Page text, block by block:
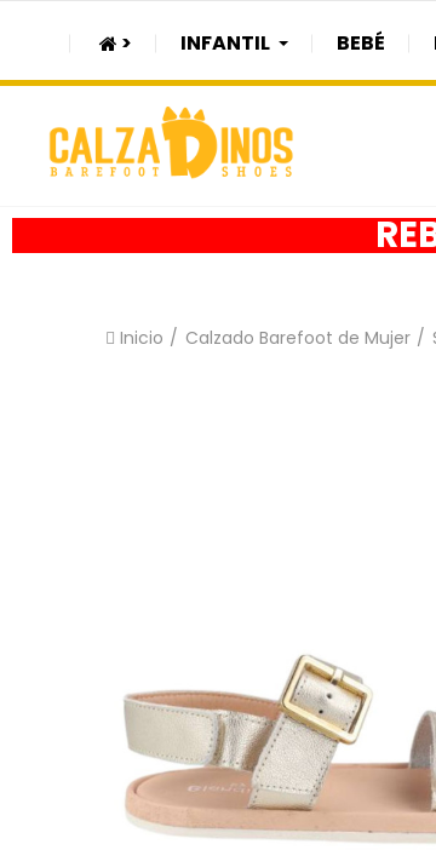
> INFANTIL BEBÉ
Inicio Calzado Barefoot de Mujer